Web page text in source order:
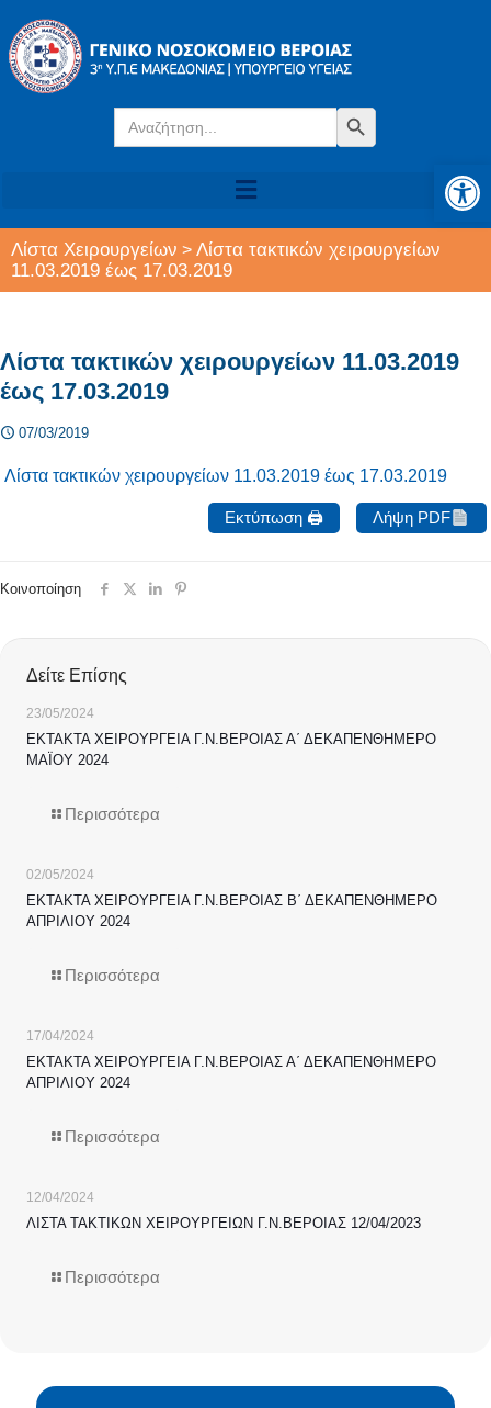
Search
for:
Search Button
Λίστα Χειρουργείων > Λίστα τακτικών χειρουργείων
11.03.2019 έως 17.03.2019
Λίστα τακτικών χειρουργείων 11.03.2019
έως 17.03.2019
07/03/2019
Λίστα τακτικών χειρουργείων 11.03.2019 έως 17.03.2019
Εκτύπωση 🖨 Λήψη PDF
Κοινοποίηση
Δείτε Επίσης
23/05/2024
ΕΚΤΑΚΤΑ ΧΕΙΡΟΥΡΓΕΙΑ Γ.Ν.ΒΕΡΟΙΑΣ Α΄ ΔΕΚΑΠΕΝΘΗΜΕΡΟ
ΜΑΪΟΥ 2024
Περισσότερα
02/05/2024
ΕΚΤΑΚΤΑ ΧΕΙΡΟΥΡΓΕΙΑ Γ.Ν.ΒΕΡΟΙΑΣ Β΄ ΔΕΚΑΠΕΝΘΗΜΕΡΟ
ΑΠΡΙΛΙΟΥ 2024
Περισσότερα
17/04/2024
ΕΚΤΑΚΤΑ ΧΕΙΡΟΥΡΓΕΙΑ Γ.Ν.ΒΕΡΟΙΑΣ Α΄ ΔΕΚΑΠΕΝΘΗΜΕΡΟ
ΑΠΡΙΛΙΟΥ 2024
Περισσότερα
12/04/2024
ΛΙΣΤΑ ΤΑΚΤΙΚΩΝ ΧΕΙΡΟΥΡΓΕΙΩΝ Γ.Ν.ΒΕΡΟΙΑΣ 12/04/2023
Περισσότερα